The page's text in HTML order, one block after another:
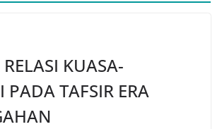
KUASA-
PADA TAFSIR ERA